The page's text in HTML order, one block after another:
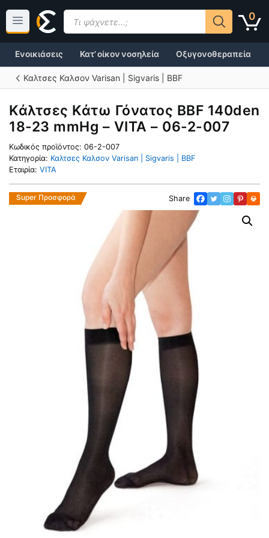
περιεχόμενο
0
Products
search
Κατ’ οίκον νοσηλεία Οξυγονοθεραπεία
Ενοικιάσεις
Καλτσες Καλσον Varisan | Sigvaris | BBF
Κάλτσες Κάτω Γόνατος BBF 140den
18-23 mmHg – VITA – 06-2-007
Κωδικός προϊόντος: 06-2-007
Κατηγορία: Καλτσες Καλσον Varisan | Sigvaris | BBF
Εταιρία: VITA
Share
Super Προσφορά